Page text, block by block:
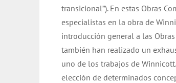
transicional”). En estas Obras
especialistas en la obra de
introducción general a las
también han realizado un
uno de los trabajos de
elección de determinados